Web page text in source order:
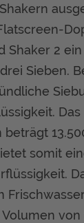
Shaker 2
Sieben.
Das
somit
von